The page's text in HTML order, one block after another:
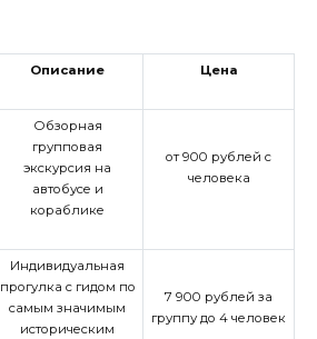
Описание Цена
Обзорная
групповая
экскурсия на
автобусе и
кораблике
от 900 рублей с
человека
Индивидуальная
прогулка с гидом по
самым значимым
историческим
7 900 рублей за
группу до 4 человек